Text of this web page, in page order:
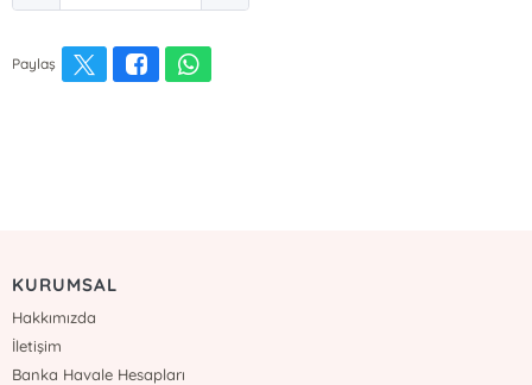
Paylaş
KURUMSAL
Hakkımızda
İletişim
Banka Havale Hesapları